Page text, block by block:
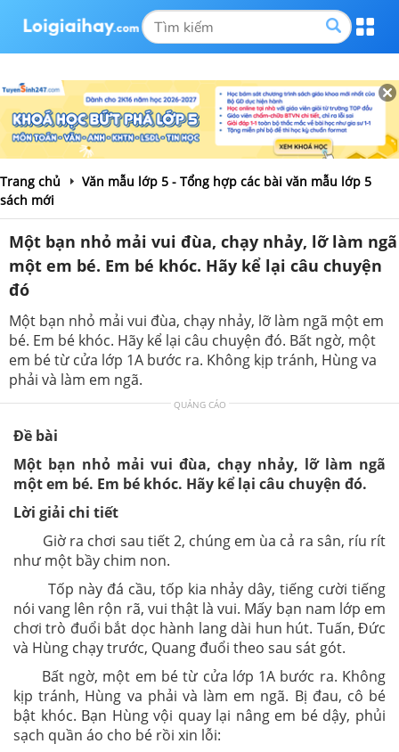
Trang chủ
Văn mẫu lớp 5 - Tổng hợp các bài văn mẫu lớp 5
sách mới
Một bạn nhỏ mải vui đùa, chạy nhảy, lỡ làm ngã
một em bé. Em bé khóc. Hãy kể lại câu chuyện
đó
Một bạn nhỏ mải vui đùa, chạy nhảy, lỡ làm ngã một em
bé. Em bé khóc. Hãy kể lại câu chuyện đó. Bất ngờ, một
em bé từ cửa lớp 1A bước ra. Không kịp tránh, Hùng va
phải và làm em ngã.
QUẢNG CÁO
Đề bài
Một bạn nhỏ mải vui đùa, chạy nhảy, lỡ làm ngã
một em bé. Em bé khóc. Hãy kể lại câu chuyện đó.
Lời giải chi tiết
Giờ ra chơi sau tiết 2, chúng em ùa cả ra sân, ríu rít
như một bầy chim non.
Tốp này đá cầu, tốp kia nhảy dây, tiếng cười tiếng
nói vang lên rộn rã, vui thật là vui. Mấy bạn nam lớp em
chơi trò đuổi bắt dọc hành lang dài hun hút. Tuấn, Đức
và Hùng chạy trước, Quang đuổi theo sau sát gót.
Bất ngờ, một em bé từ cửa lớp 1A bước ra. Không
kịp tránh, Hùng va phải và làm em ngã. Bị đau, cô bé
bật khóc. Bạn Hùng vội quay lại nâng em bé dậy, phủi
sạch quần áo cho bé rồi xin lỗi: